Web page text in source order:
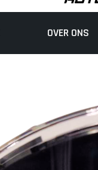
OVER ONS